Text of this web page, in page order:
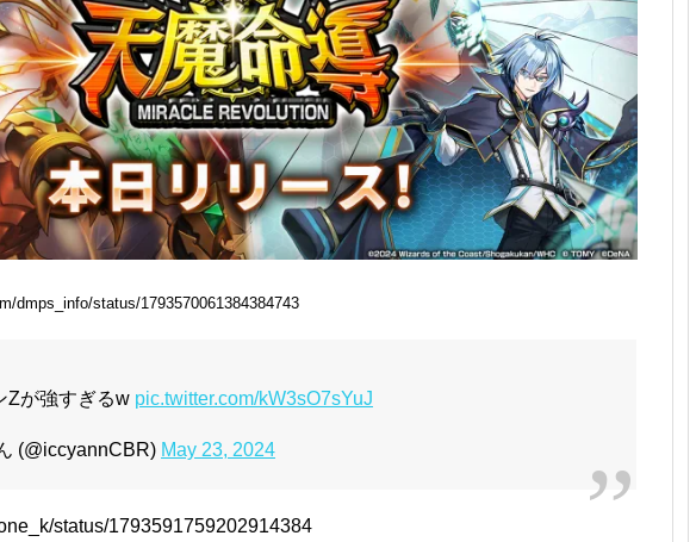
dmps_info/status/1793570061384384743
Zが強すぎるw pic.twitter.com/kW3sO7sYuJ
(@iccyannCBR) May 23, 2024
status/1793591759202914384